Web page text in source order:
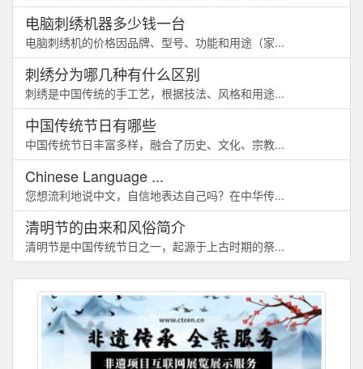
电脑刺绣机器多少钱一台
电脑刺绣机的价格因品牌、型号、功能和用途（家...
刺绣分为哪几种有什么区别
刺绣是中国传统的手工艺，根据技法、风格和用途...
中国传统节日有哪些
中国传统节日丰富多样，融合了历史、文化、宗教...
Chinese Language ...
您想流利地说中文，自信地表达自己吗？在中华传...
清明节的由来和风俗简介
清明节是中国传统节日之一，起源于上古时期的祭...